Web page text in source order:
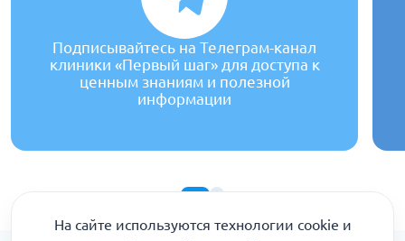
Подписывайтесь на Телеграм-канал
клиники «Первый шаг» для доступа к
ценным знаниям и полезной
информации
На сайте используются технологии cookie и